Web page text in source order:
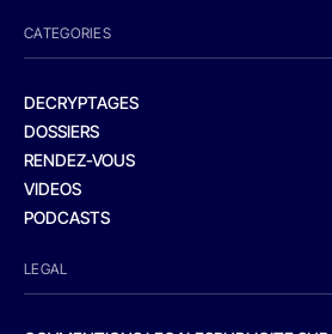
CATEGORIES
DECRYPTAGES
DOSSIERS
RENDEZ-VOUS
VIDEOS
PODCASTS
LEGAL